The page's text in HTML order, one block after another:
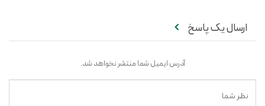
ارسال یک پاسخ
آدرس ایمیل شما منتشر نخواهد شد.